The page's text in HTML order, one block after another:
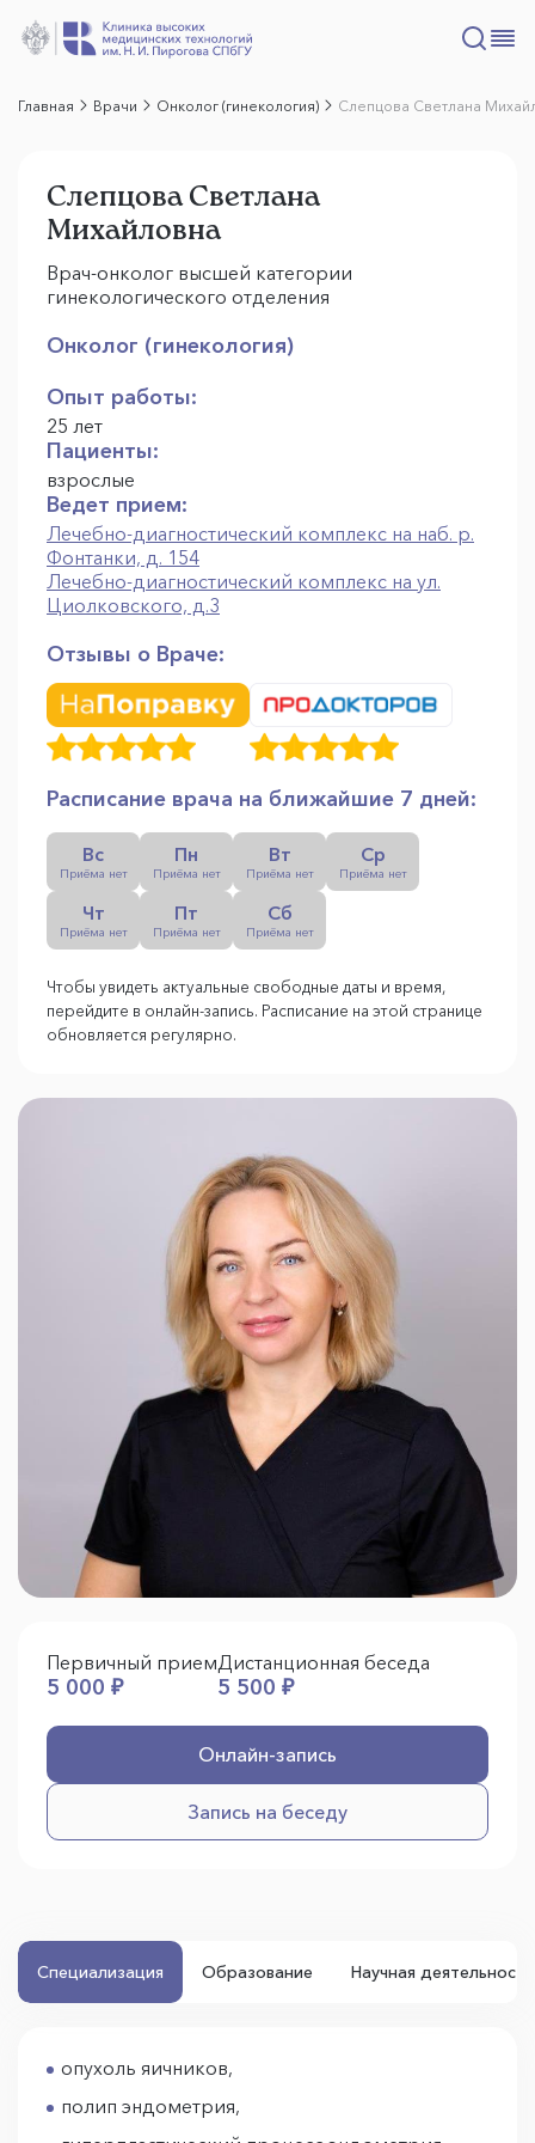
Главная Врачи Онколог (гинекология) Слепцова Светлана
Слепцова Светлана
Михайловна
Врач-онколог высшей категории
гинекологического отделения
Онколог (гинекология)
Опыт работы:
25 лет
Пациенты:
взрослые
Ведет прием:
Лечебно-диагностический комплекс на наб. р.
Фонтанки, д. 154
Лечебно-диагностический комплекс на ул.
Циолковского, д.3
Отзывы о Враче:
Расписание врача на ближайшие 7 дней:
Вс
Приёма нет
Пн
Приёма нет
Вт
Приёма нет
Ср
Приёма нет
Чт
Приёма нет
Пт
Приёма нет
Сб
Приёма нет
Чтобы увидеть актуальные свободные даты и время,
перейдите в онлайн-запись. Расписание на этой странице
обновляется регулярно.
Первичный прием
5 000 ₽
Дистанционная беседа
5 500 ₽
Онлайн-запись
Запись на беседу
Специализация Образование Научная деятельность
опухоль яичников,
полип эндометрия,